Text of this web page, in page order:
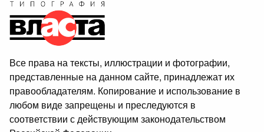
Все права на тексты, иллюстрации и фотографии,
представленные на данном сайте, принадлежат их
правообладателям. Копирование и использование в
любом виде запрещены и преследуются в
соответствии с действующим законодательством